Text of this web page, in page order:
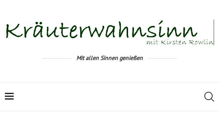
Mit allen Sinnen genießen